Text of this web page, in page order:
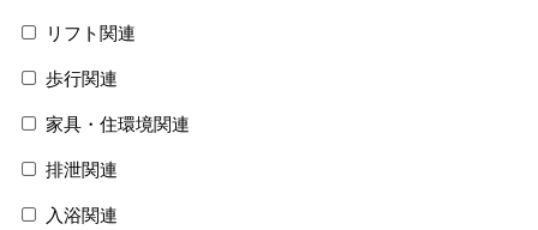
リフト関連
歩行関連
家具・住環境関連
排泄関連
入浴関連